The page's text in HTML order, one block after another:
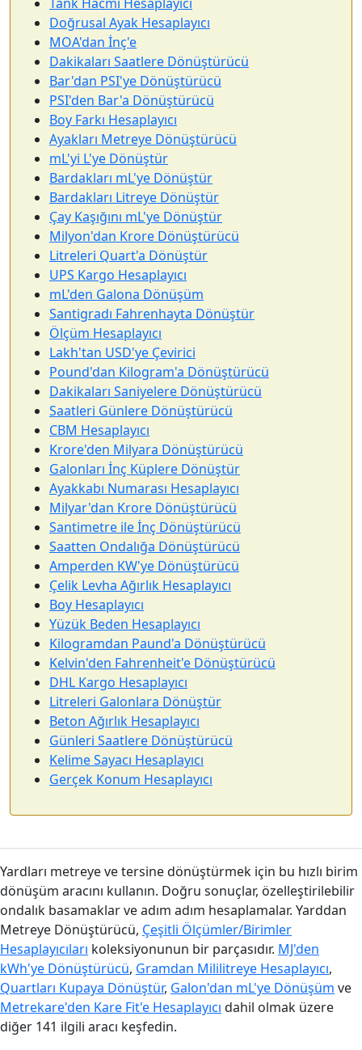
Doğrusal Ayak Hesaplayıcı
MOA'dan İnç'e
Dakikaları Saatlere Dönüştürücü
Bar'dan PSI'ye Dönüştürücü
PSI'den Bar'a Dönüştürücü
Boy Farkı Hesaplayıcı
Ayakları Metreye Dönüştürücü
mL'yi L'ye Dönüştür
Bardakları mL'ye Dönüştür
Bardakları Litreye Dönüştür
Çay Kaşığını mL'ye Dönüştür
Milyon'dan Krore Dönüştürücü
Litreleri Quart'a Dönüştür
UPS Kargo Hesaplayıcı
mL'den Galona Dönüşüm
Santigradı Fahrenhayta Dönüştür
Ölçüm Hesaplayıcı
Lakh'tan USD'ye Çevirici
Pound'dan Kilogram'a Dönüştürücü
Dakikaları Saniyelere Dönüştürücü
Saatleri Günlere Dönüştürücü
CBM Hesaplayıcı
Krore'den Milyara Dönüştürücü
Galonları İnç Küplere Dönüştür
Ayakkabı Numarası Hesaplayıcı
Milyar'dan Krore Dönüştürücü
Santimetre ile İnç Dönüştürücü
Saatten Ondalığa Dönüştürücü
Amperden KW'ye Dönüştürücü
Çelik Levha Ağırlık Hesaplayıcı
Boy Hesaplayıcı
Yüzük Beden Hesaplayıcı
Kilogramdan Paund'a Dönüştürücü
Kelvin'den Fahrenheit'e Dönüştürücü
DHL Kargo Hesaplayıcı
Litreleri Galonlara Dönüştür
Beton Ağırlık Hesaplayıcı
Günleri Saatlere Dönüştürücü
Kelime Sayacı Hesaplayıcı
Gerçek Konum Hesaplayıcı
Yardları metreye ve tersine dönüştürmek için bu hızlı birim
dönüşüm aracını kullanın. Doğru sonuçlar, özelleştirilebilir
ondalık basamaklar ve adım adım hesaplamalar. Yarddan
Metreye Dönüştürücü, Çeşitli Ölçümler/Birimler
Hesaplayıcıları koleksiyonunun bir parçasıdır. MJ'den
kWh'ye Dönüştürücü, Gramdan Mililitreye Hesaplayıcı,
Quartları Kupaya Dönüştür, Galon'dan mL'ye Dönüşüm ve
Metrekare'den Kare Fit'e Hesaplayıcı dahil olmak üzere
diğer 141 ilgili aracı keşfedin.